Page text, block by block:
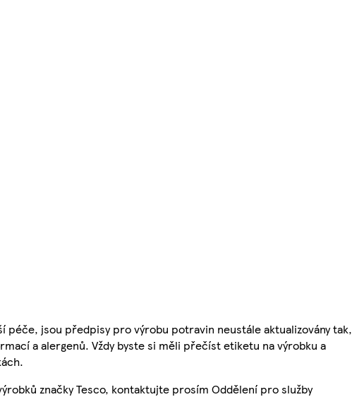
jsou předpisy pro výrobu potravin neustále aktualizovány tak,
a alergenů. Vždy byste si měli přečíst etiketu na výrobku a
značky Tesco, kontaktujte prosím Oddělení pro služby